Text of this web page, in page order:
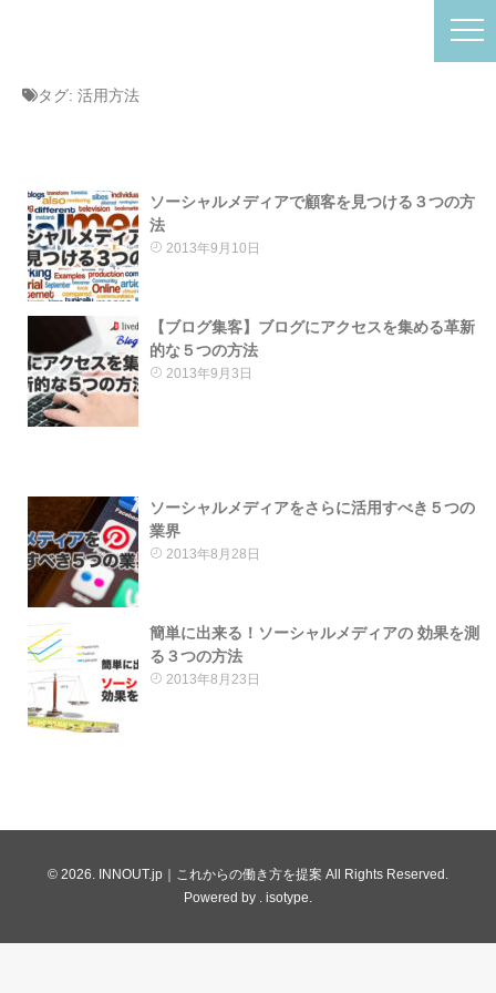
タグ: 活用方法
ソーシャルメディアで顧客を見つける３つの方
法
2013年9月10日
【ブログ集客】ブログにアクセスを集める革新
的な５つの方法
2013年9月3日
ソーシャルメディアをさらに活用すべき５つの
業界
2013年8月28日
簡単に出来る！ソーシャルメディアの 効果を測
る３つの方法
2013年8月23日
© 2026. INNOUT.jp｜これからの働き方を提案 All Rights Reserved.
Powered by . isotype.